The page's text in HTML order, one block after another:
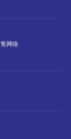
网络